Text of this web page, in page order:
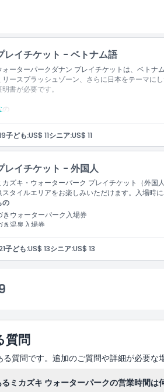
レイチケット - ベトナム語
ォーターパークダナン プレイチケットは、ベト
リースプラッシュゾーン、さらに日本をテーマに
書が必要です。
き温泉入場券
ッズパーク入場券
子ども:US$ 11シニア:US$ 11
レイチケット - 外国人
カズキ・ウォーターパーク プレイチケット（外国
スタイルエリアをお楽しみいただけます。入場時
の
きウォーターパーク入場券
き温泉入場券
子ども:US$ 13シニア:US$ 13
質問
る質問です。追加のご質問や詳細が必要な
ミカズキ ウォーターパークの営業時間は